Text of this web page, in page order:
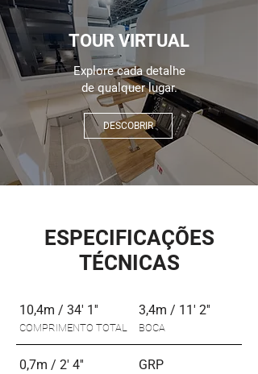
TOUR VIRTUAL
Explore cada detalhe
de qualquer lugar.
DESCOBRIR
ESPECIFICAÇÕES
TÉCNICAS
10,4m / 34' 1''
COMPRIMENTO TOTAL
3,4m / 11' 2''
BOCA
0,7m / 2' 4'' GRP